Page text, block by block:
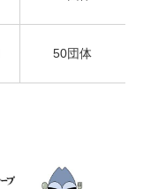
50団体